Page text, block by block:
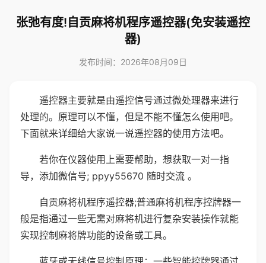
张弛有度!自贡麻将机程序遥控器(免安装遥控
器)
发布时间：2026年08月09日
遥控器主要就是由遥控信号通过微处理器来进行
处理的。原理可以不懂，但是不能不懂怎么使用吧。
下面就来详细给大家说一说遥控器的使用方法吧。
若你在仪器使用上需要帮助，想获取一对一指
导，添加微信号; ppyy55670 随时交流 。
自贡麻将机程序遥控器;普通麻将机程序控牌器一
般是指通过一些无需对麻将机进行复杂安装操作就能
实现控制麻将牌功能的设备或工具。